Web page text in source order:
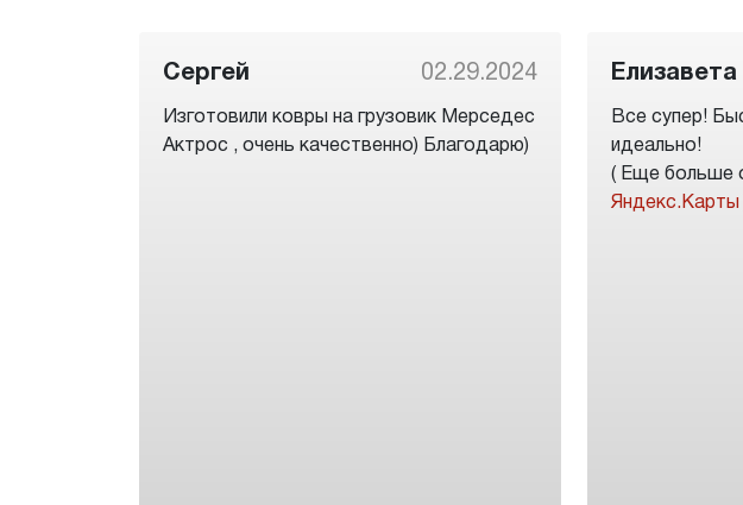
Сергей 02.29.2024
Изготовили ковры на грузовик Мерседес
Актрос , очень качественно) Благодарю)
Все супер!
идеально!
( Еще больше
Яндекс.Карты